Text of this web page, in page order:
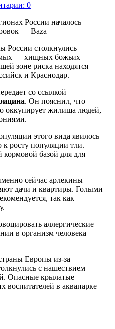
0
России столкнулись
— хищных божьих
зоне риска находятся
и Краснодар.
со ссылкой
. Он пояснил, что
оккупирует жилища людей,
этого вида явилось
к росту популяции тли.
кормовой базой для для
сейчас арлекины
дачи и квартиры. Голыми
так как
аллергические
в организм человека
Европы из-за
с нашествием
Опасные крылатые
воспитателей в аквапарке